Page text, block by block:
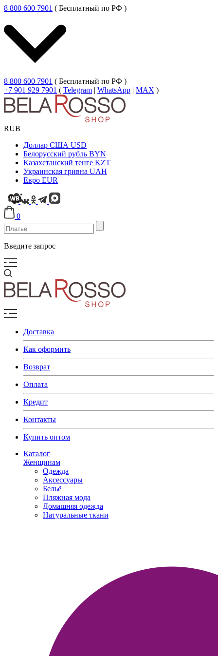
8 800 600 7901 ( Бесплатный по РФ )
8 800 600 7901 ( Бесплатный по РФ )
+7 901 929 7901 ( Telegram | WhatsApp | MAX )
RUB
Доллар США USD
Белорусский рубль BYN
Казахстанский тенге KZT
Украинская гривна UAH
Евро EUR
0
Введите запрос
Доставка
Как оформить
Возврат
Оплата
Кредит
Контакты
Купить оптом
Каталог
Женщинам
Одежда
Аксессуары
Бельё
Пляжная мода
Домашняя одежда
Натуральные ткани